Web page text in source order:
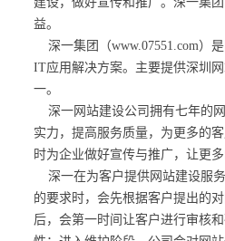
益。
深一集团（www.07551.com）
IT应用解决方案。主要提供深圳
一。
深一网站建设公司拥有七年的
实力，提高服务质量，为更多的
时为企业做好宣传与推广，让更多
深一在为客户提供网站建设服
的要求时，会先根据客户提出的
后，会第一时间让客户进行审核